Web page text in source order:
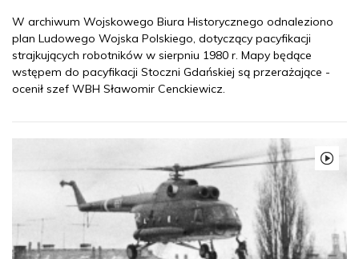
W archiwum Wojskowego Biura Historycznego odnaleziono
plan Ludowego Wojska Polskiego, dotyczący pacyfikacji
strajkujących robotników w sierpniu 1980 r. Mapy będące
wstępem do pacyfikacji Stoczni Gdańskiej są przerażające -
ocenił szef WBH Sławomir Cenckiewicz.